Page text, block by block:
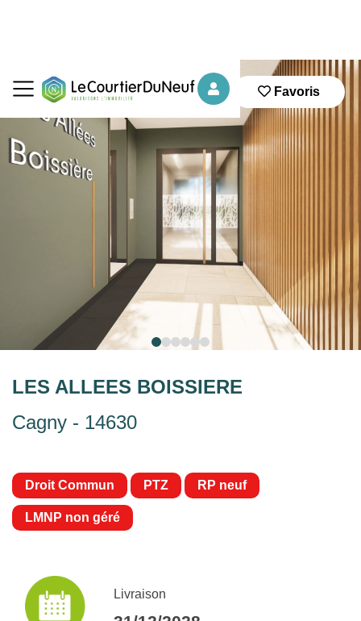
Favoris
LES ALLEES BOISSIERE
Cagny - 14630
Droit Commun PTZ RP neuf
LMNP non géré
Livraison